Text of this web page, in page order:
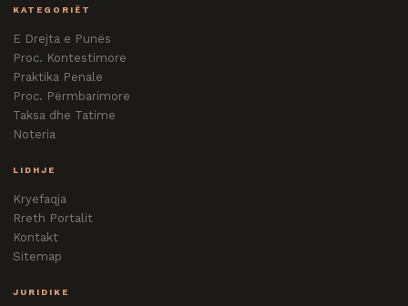
KATEGORIËT
E Drejta e Punës
Proc. Kontestimore
Praktika Penale
Proc. Përmbarimore
Taksa dhe Tatime
Noteria
LIDHJE
Kryefaqja
Rreth Portalit
Kontakt
Sitemap
JURIDIKE